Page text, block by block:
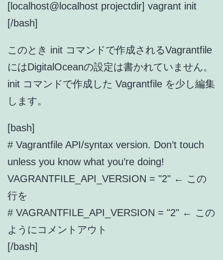
[localhost@localhost projectdir] vagrant init
[/bash]
このとき init コマンドで作成されるVagrantfile
にはDigitalOceanの設定は書かれていません。
init コマンドで作成した Vagrantfile を少し編集
します。
[bash]
# Vagrantfile API/syntax version. Don’t touch
unless you know what you’re doing!
VAGRANTFILE_API_VERSION = "2" ← この
行を
# VAGRANTFILE_API_VERSION = "2" ← この
ようにコメントアウト
[/bash]